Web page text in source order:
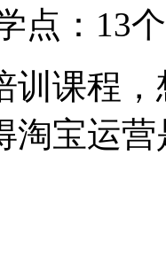
点：13个
训课程
淘宝运